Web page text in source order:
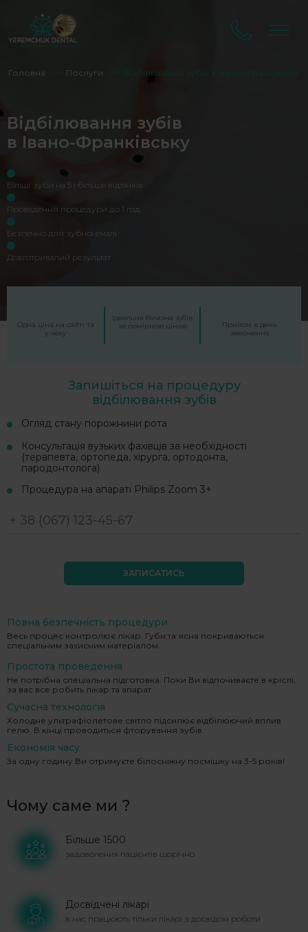
Головна Послуги Відбілювання зубів в Івано-Франківську
Відбілювання зубів
в Івано-Франківську
Біліші зуби на 5 і більше відтінків
Проведення процедури до 1 год
Безпечно для зубної емалі
Довготривалий результат
Одна ціна на сайті та
у чеку
Ідеальна білизна зубів
за помірною ціною
Прийом в день
звернення
Запишіться на процедуру
відбілювання зубів
Огляд стану порожнини рота
Консультація вузьких фахівців за необхідності
(терапевта, ортопеда, хірурга, ортодонта,
пародонтолога)
Процедура на апараті Philips Zoom 3+
ЗАПИСАТИСЬ
Повна безпечність процедури
Весь процес контролює лікар. Губи та ясна покриваються
спеціальним захисним матеріалом.
Простота проведення
Не потрібна спеціальна підготовка. Поки Ви відпочиваєте в кріслі,
за вас все робить лікар та апарат.
Сучасна технологія
Холодне ультрафіолетове світло підсилює відбілюючий вплив
гелю. В кінці проводиться фторування зубів.
Економія часу
За одну годину Ви отримуєте білосніжну посмішку на 3-5 років!
Чому саме ми ?
Більше 1500
задоволених пацієнтів щорічно
Досвідчені лікарі
в нас працюють тільки лікарі з досвідом роботи